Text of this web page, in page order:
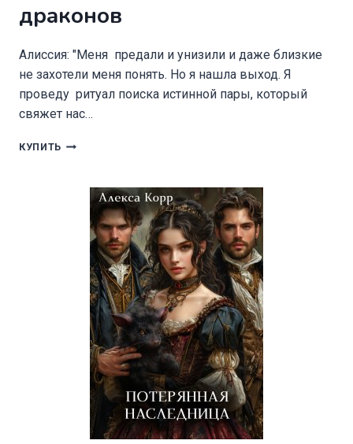
драконов
Алиссия: "Меня предали и унизили и даже близкие
не захотели меня понять. Но я нашла выход. Я
проведу ритуал поиска истинной пары, который
свяжет нас…
КУПИТЬ ИСТИННЫЙ
ДРАКОНОВ